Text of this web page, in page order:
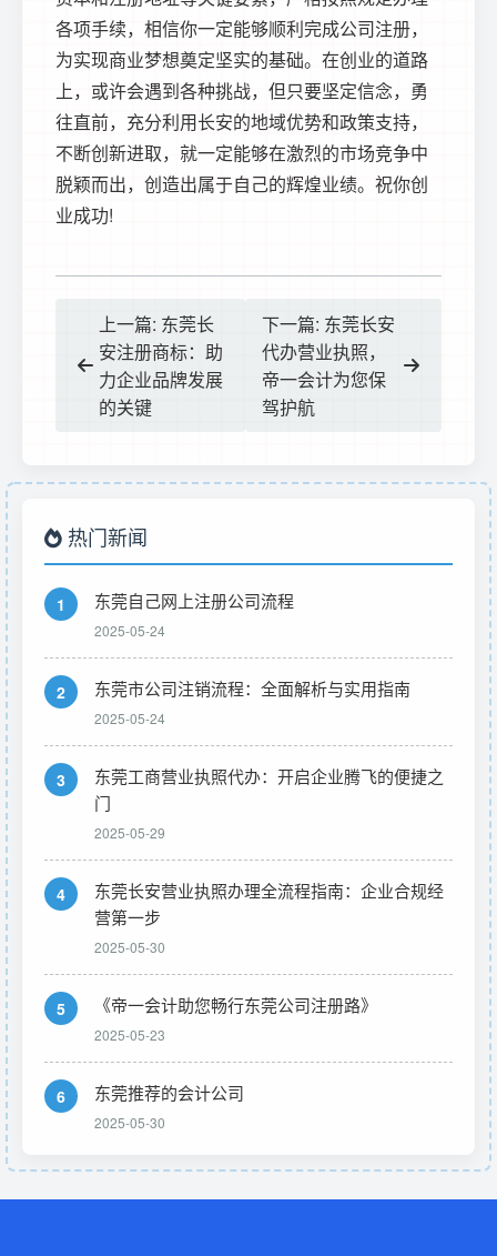
各项手续，相信你一定能够顺利完成公司注册，
为实现商业梦想奠定坚实的基础。在创业的道路
上，或许会遇到各种挑战，但只要坚定信念，勇
往直前，充分利用长安的地域优势和政策支持，
不断创新进取，就一定能够在激烈的市场竞争中
脱颖而出，创造出属于自己的辉煌业绩。祝你创
业成功!
上一篇: 东莞长
安注册商标：助
力企业品牌发展
的关键
下一篇: 东莞长安
代办营业执照，
帝一会计为您保
驾护航
热门新闻
1 东莞自己网上注册公司流程
2025-05-24
2 东莞市公司注销流程：全面解析与实用指南
2025-05-24
3
东莞工商营业执照代办：开启企业腾飞的便捷之
门
2025-05-29
4
东莞长安营业执照办理全流程指南：企业合规经
营第一步
2025-05-30
5 《帝一会计助您畅行东莞公司注册路》
2025-05-23
6 东莞推荐的会计公司
2025-05-30